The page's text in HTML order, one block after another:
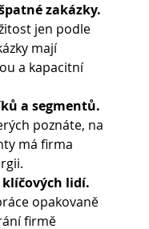
zakázky.
jen podle
mají
a kapacitní
a segmentů.
poznáte, na
má firma
lidí.
opakovaně
firmě